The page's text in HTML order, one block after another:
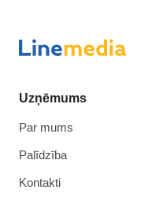
Uzņēmums
Par mums
Palīdzība
Kontakti